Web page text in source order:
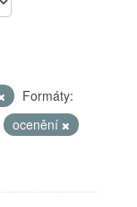
Formáty:
ocenění